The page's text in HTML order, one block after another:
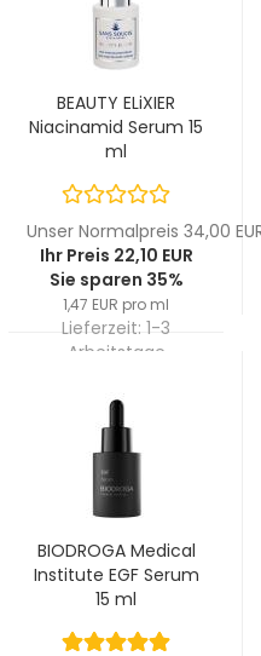
BEAUTY ELiXIER
Niacinamid Serum 15
ml
Unser Normalpreis 34,00
Ihr Preis 22,10 EUR
Sie sparen 35%
1,47 EUR pro ml
Lieferzeit: 1-3
Arbeitstage
BIODROGA Medical
Institute EGF Serum
15 ml